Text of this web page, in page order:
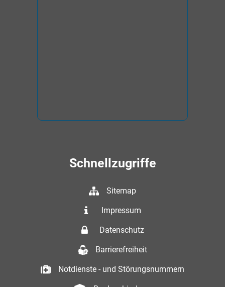
Schnellzugriffe
Sitemap
Impressum
Datenschutz
Barrierefreiheit
Notdienste - und Störungsnummern